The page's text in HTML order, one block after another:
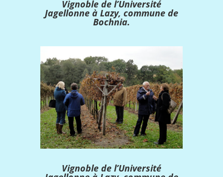
Vignoble de l’Université
Jagellonne à Lazy, commune de
Bochnia.
Vignoble de l’Université